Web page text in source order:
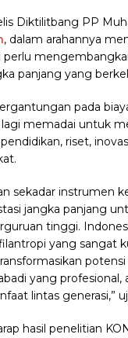
Diktilitbang PP
, dalam arahannya
panjang yang
pada
memadai untuk
riset,
sekadar instrumen
jangka panjang
tinggi.
yang sangat
yang profesional,
lintas generasi,”
hasil penelitian